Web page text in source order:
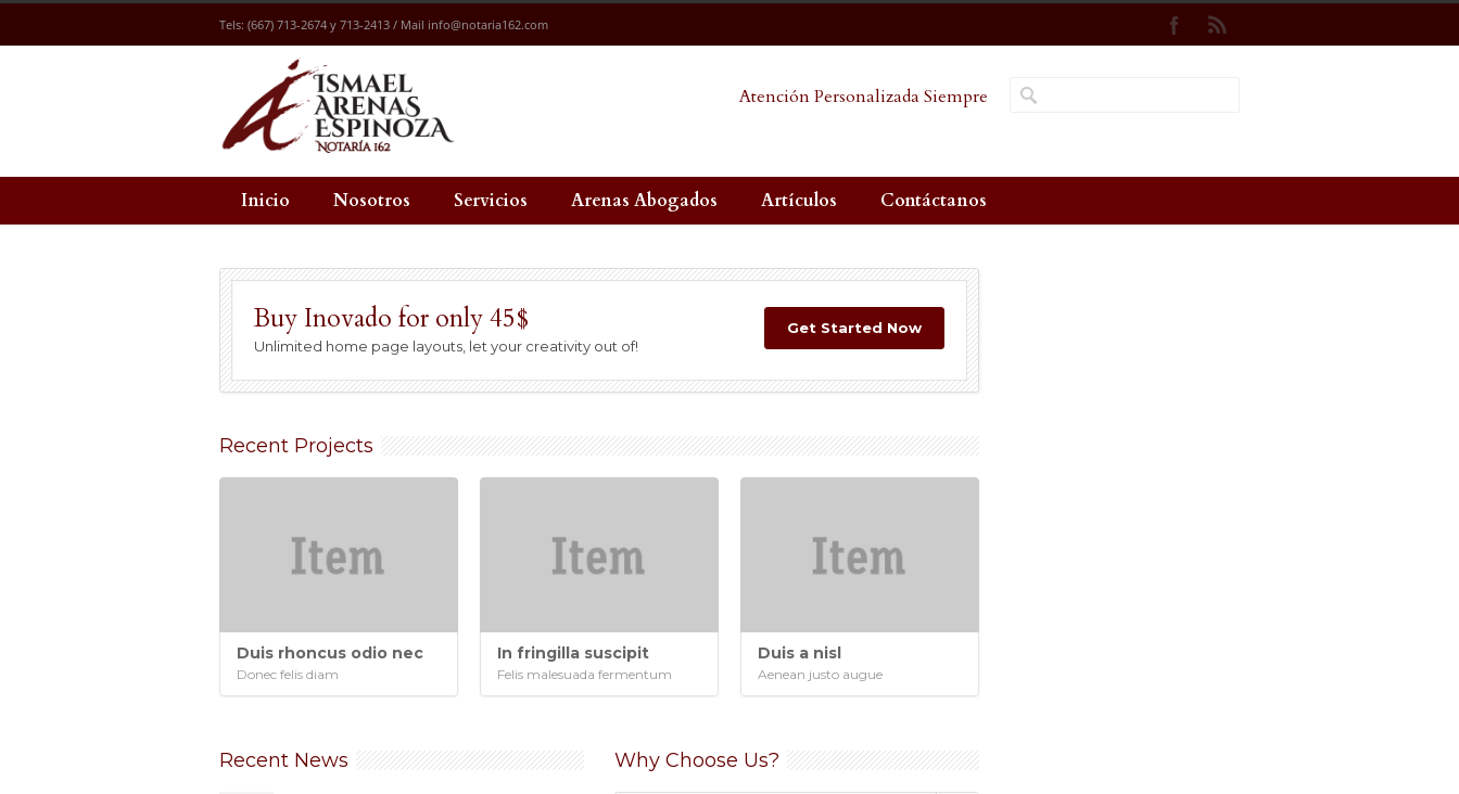
Tels: (667) 713-2674 y 713-2413 / Mail info@notaria162.com
Atención Personalizada Siempre
Inicio Nosotros Servicios Arenas Abogados Artículos Contáctanos
Buy Inovado for only 45$
Unlimited home page layouts, let your creativity out of!
Get Started Now
Recent Projects
Duis rhoncus odio nec
Donec felis diam
In fringilla suscipit
Felis malesuada fermentum
Duis a nisl
Aenean justo augue
Recent News Why Choose Us?